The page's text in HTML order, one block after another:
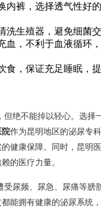
内裤，选择透气性好
洗生殖器，避免细菌交
血，不利于血液循环
食，保证充足睡眠，
但绝不能掉以轻心。选
院作为昆明地区的泌尿专
健康保障。同时，昆明
的医疗力量。
尿频、尿急、尿痛等
能拥有健康的泌尿系统